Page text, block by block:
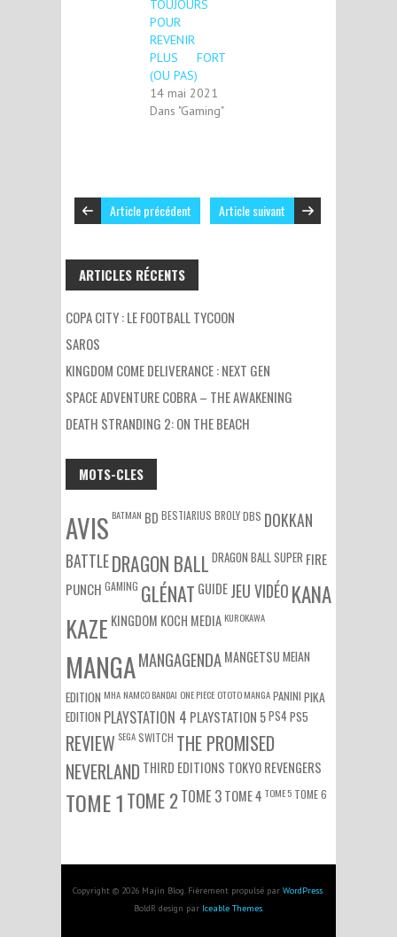
TOUJOURS
POUR
REVENIR
PLUS FORT
(OU PAS)
14 mai 2021
Dans "Gaming"
Article précédent Article suivant
ARTICLES RÉCENTS
COPA CITY : LE FOOTBALL TYCOON
SAROS
KINGDOM COME DELIVERANCE : NEXT GEN
SPACE ADVENTURE COBRA – THE AWAKENING
DEATH STRANDING 2: ON THE BEACH
MOTS-CLES
AVIS BATMAN BD BESTIARIUS BROLYDBS DOKKAN
BATTLEDRAGON BALL DRAGON BALL SUPER FIRE
PUNCH GAMING GLÉNAT GUIDEJEU VIDÉOKANA
KAZE KINGDOM KOCH MEDIA KUROKAWA
MANGAMANGAGENDAMANGETSUMEIAN
EDITION MHA NAMCO BANDAI ONE PIECE OTOTO MANGAPANINI PIKA
EDITION PLAYSTATION 4 PLAYSTATION 5PS4PS5
REVIEW SEGASWITCH THE PROMISED
NEVERLAND THIRD EDITIONS TOKYO REVENGERS
TOME 1TOME 2TOME 3TOME 4 TOME 5 TOME 6
Copyright © 2026 Majin Blog. Fièrement propulsé par WordPress.
BoldR design par Iceable Themes.